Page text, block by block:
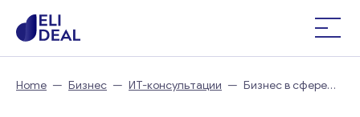
Home — Бизнес — ИТ-консультации — Бизнес в сфере